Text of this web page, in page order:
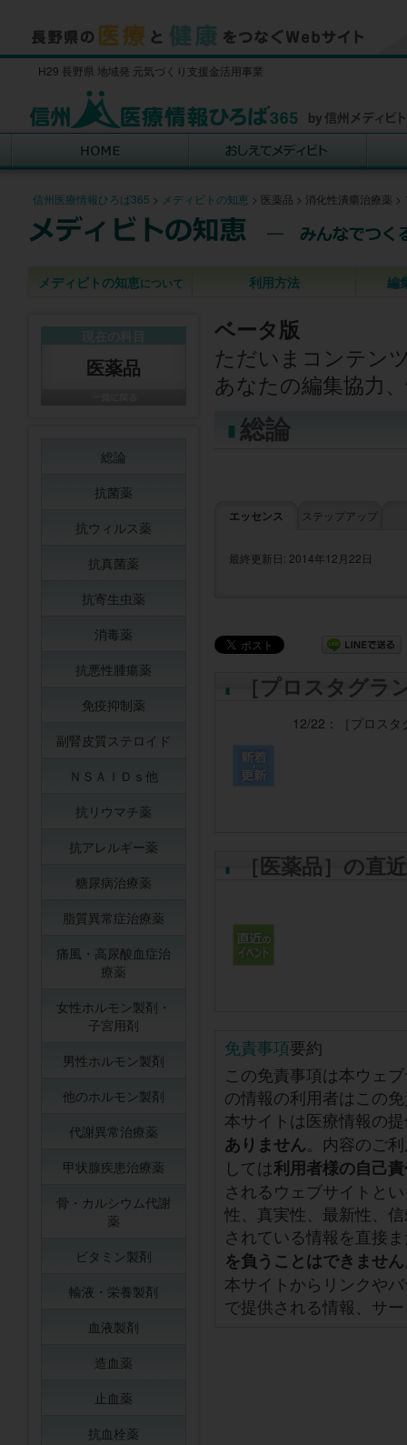
H29 長野県 地域発 元気づくり支援金活用事業
信州医療情報ひろば365 > メディビトの知恵 > 医薬品 > 消化性潰瘍治療薬 >
メディビトの知恵について 利用方法 編
ベータ版
ただいまコンテン
あなたの編集協力
総論
エッセンス ステップアップ
最終更新日: 2014年12月22日
［プロスタグラ
12/22： ［プロス
［医薬品］の直
免責事項要約
この免責事項は本ウェ
の情報の利用者はこの
本サイトは医療情報の
ありません。内容のご
しては利用者様の自己
されるウェブサイトと
性、真実性、最新性、
されている情報を直接
を負うことはできません
本サイトからリンクや
で提供される情報、サ
医薬品
総論
抗菌薬
抗ウィルス薬
抗真菌薬
抗寄生虫薬
消毒薬
抗悪性腫瘍薬
免疫抑制薬
副腎皮質ステロイド
ＮＳＡＩＤｓ他
抗リウマチ薬
抗アレルギー薬
糖尿病治療薬
脂質異常症治療薬
痛風・高尿酸血症治
療薬
女性ホルモン製剤・
子宮用剤
男性ホルモン製剤
他のホルモン製剤
代謝異常治療薬
甲状腺疾患治療薬
骨・カルシウム代謝
薬
ビタミン製剤
輸液・栄養製剤
血液製剤
造血薬
止血薬
抗血栓薬